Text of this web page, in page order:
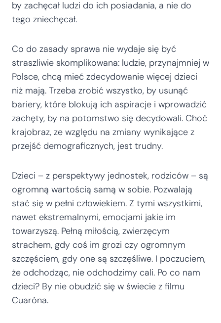
by zachęcał ludzi do ich posiadania, a nie do
tego zniechęcał.
Co do zasady sprawa nie wydaje się być
straszliwie skomplikowana: ludzie, przynajmniej w
Polsce, chcą mieć zdecydowanie więcej dzieci
niż mają. Trzeba zrobić wszystko, by usunąć
bariery, które blokują ich aspiracje i wprowadzić
zachęty, by na potomstwo się decydowali. Choć
krajobraz, ze względu na zmiany wynikające z
przejść demograficznych, jest trudny.
Dzieci – z perspektywy jednostek, rodziców – są
ogromną wartością samą w sobie. Pozwalają
stać się w pełni człowiekiem. Z tymi wszystkimi,
nawet ekstremalnymi, emocjami jakie im
towarzyszą. Pełną miłością, zwierzęcym
strachem, gdy coś im grozi czy ogromnym
szczęściem, gdy one są szczęśliwe. I poczuciem,
że odchodząc, nie odchodzimy cali. Po co nam
dzieci? By nie obudzić się w świecie z filmu
Cuaróna.